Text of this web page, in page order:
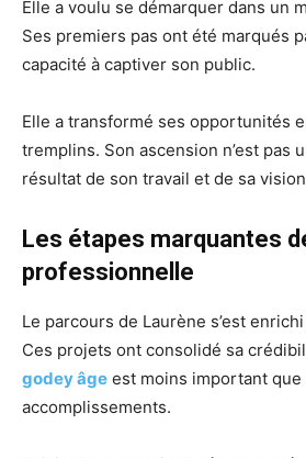
Elle a voulu se démarquer dans un
Ses premiers pas ont été marqués
capacité à captiver son public.
Elle a transformé ses opportunités
tremplins. Son ascension n’est pas
résultat de son travail et de sa
Les étapes marquantes
professionnelle
Le parcours de Laurène s’est
Ces projets ont consolidé sa
godey âge est moins important que
accomplissements.